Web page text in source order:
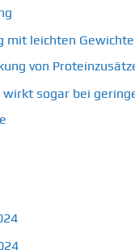
mit leichten
von
sogar bei